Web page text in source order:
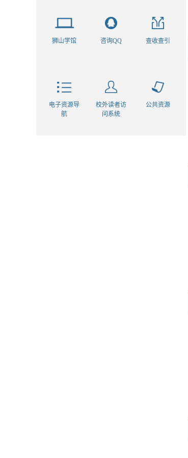
狮山学馆 咨询QQ 查收查引
电子资源导
航
校外读者访
问系统
公共资源